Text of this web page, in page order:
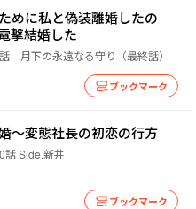
めに私と偽装離婚したの
撃結婚した
月下の永遠なる守り（最終話）
ブックマーク
〜変態社長の初恋の行方
話 Side.新井
ブックマーク